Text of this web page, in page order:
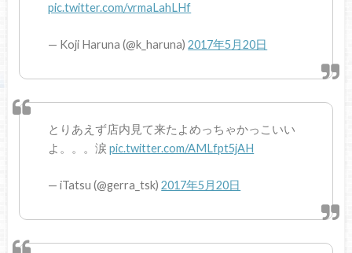
pic.twitter.com/vrmaLahLHf
— Koji Haruna (@k_haruna)2017年5月20日
とりあえず店内見て来たよめっちゃかっこいい
よ。。。涙pic.twitter.com/AMLfpt5jAH
— iTatsu (@gerra_tsk)2017年5月20日